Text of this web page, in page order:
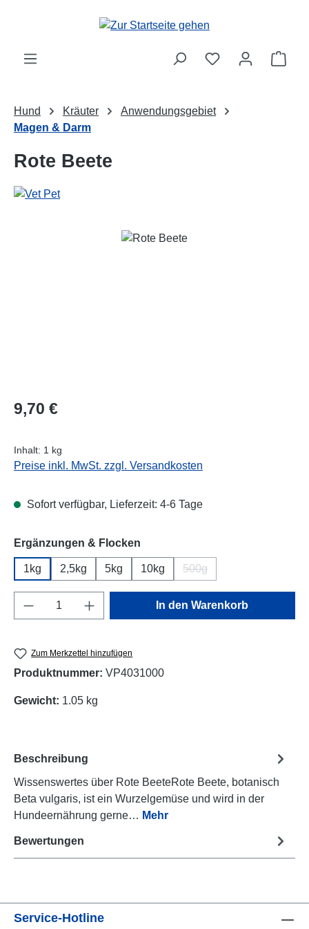
Zum Hauptinhalt springen
Hund Kräuter
Anwendungsgebiet
Magen & Darm
Rote Beete
Bildergalerie überspringen
Regulärer Preis:
9,70 €
Inhalt: 1 kg
Preise inkl. MwSt. zzgl. Versandkosten
Sofort verfügbar, Lieferzeit: 4-6 Tage
Ergänzungen & Flocken
1kg 2,5kg 5kg 10kg 500g
(Diese Option ist zurzeit
Produkt Anzahl: Gib den gewünschten
In den Warenkorb
Zum Merkzettel hinzufügen
Produktnummer: VP4031000
Gewicht: 1.05 kg
Beschreibung
Wissenswertes über Rote BeeteRote Beete, botanisch
Beta vulgaris, ist ein Wurzelgemüse und wird in der
Hundeernährung gerne… Mehr
Bewertungen
Service-Hotline